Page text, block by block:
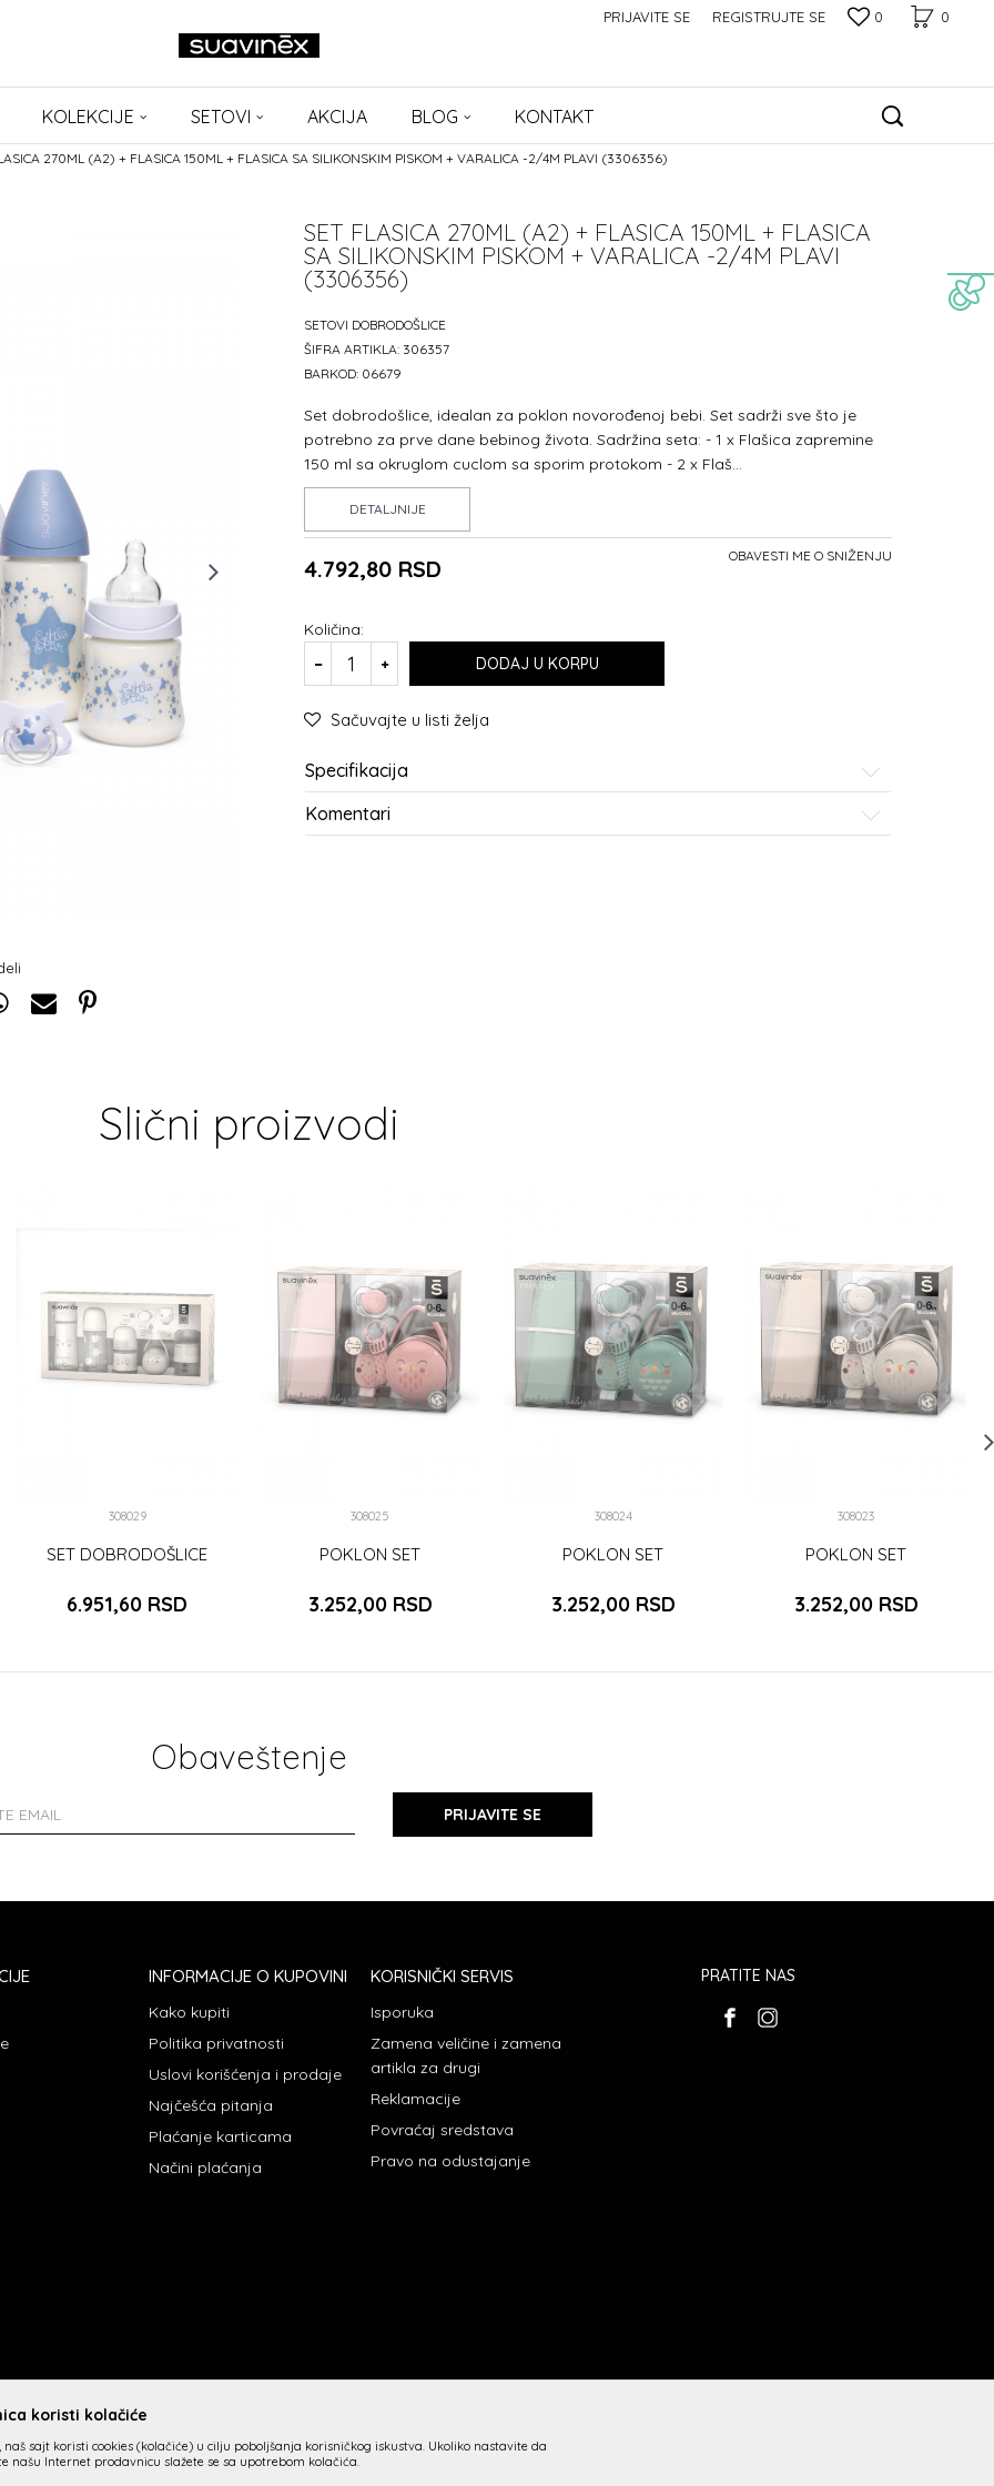
0
0
PRIJAVITE SE REGISTRUJTE SE
KOLEKCIJE SETOVI AKCIJA BLOG KONTAKT
270ML (A2) + FLASICA 150ML + FLASICA SA SILIKONSKIM PISKOM + VARALICA -2/4M PLAVI (3306356)
SET FLASICA 270ML (A2) + FLASICA 150ML + FLASICA
SA SILIKONSKIM PISKOM + VARALICA -2/4M PLAVI
(3306356)
SETOVI DOBRODOŠLICE
ŠIFRA ARTIKLA: 306357
BARKOD: 06679
Set dobrodošlice, idealan za poklon novorođenoj bebi. Set sadrži sve što je
potrebno za prve dane bebinog života. Sadržina seta: - 1 x Flašica zapremine
150 ml sa okruglom cuclom sa sporim protokom - 2 x Flaš...
DETALJNIJE
4.792,80 RSD OBAVESTI ME O SNIŽENJU
Količina:
DODAJ U KORPU
Sačuvajte u listi želja
Specifikacija
Komentari
Slični proizvodi
308029
SET DOBRODOŠLICE
6.951,60 RSD
308025
POKLON SET
3.252,00 RSD
308024
POKLON SET
3.252,00 RSD
308023
POKLON SET
3.252,00 RSD
Obaveštenje
PRIJAVITE SE
INFORMACIJE O KUPOVINI
Kako kupiti
Politika privatnosti
Uslovi korišćenja i prodaje
Najčešća pitanja
Plaćanje karticama
Načini plaćanja
KORISNIČKI SERVIS
Isporuka
Zamena veličine i zamena
artikla za drugi
Reklamacije
Povraćaj sredstava
Pravo na odustajanje
PRATITE NAS
koristi kolačiće
naš sajt koristi cookies (kolačiće) u cilju poboljšanja korisničkog iskustva. Ukoliko nastavite da
našu Internet prodavnicu slažete se sa upotrebom kolačića.